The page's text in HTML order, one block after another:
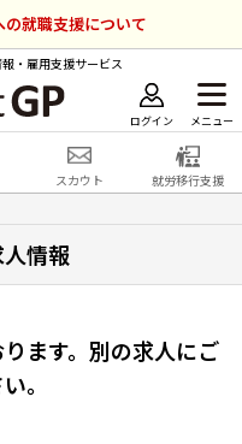
の就職支援について
・雇用支援サービス
ログイン メニュー
スカウト
就労移行支援
情報
ます。 別の求人にご
。
ジーピー
ナップ
会員登録 無料